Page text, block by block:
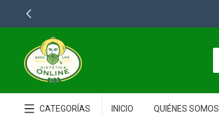
CATEGORÍAS INICIO QUIÉNES SOMOS